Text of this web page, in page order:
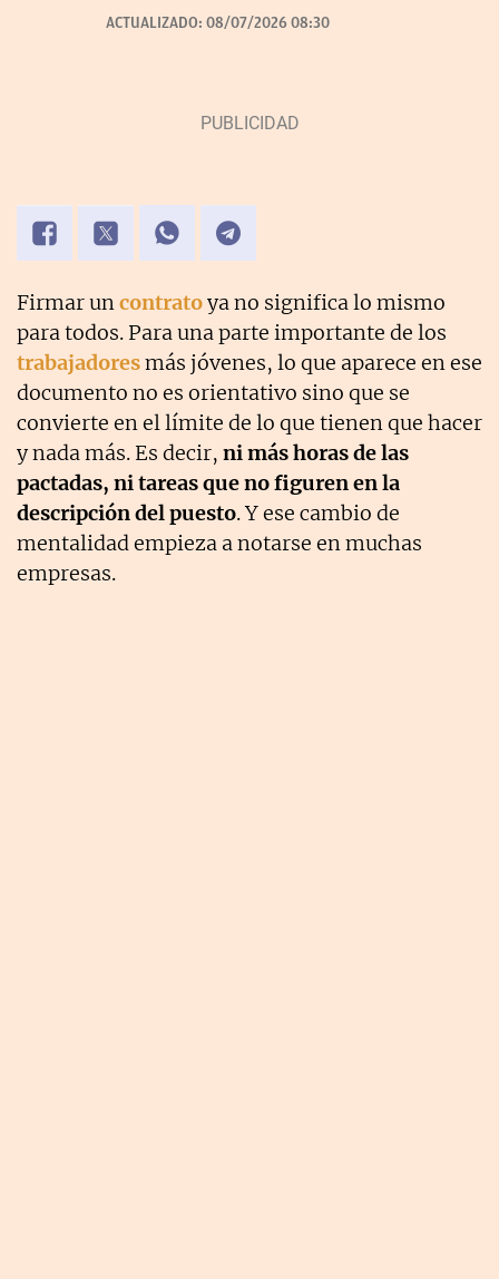
ACTUALIZADO: 08/07/2026 08:30
Firmar uncontratoya no significa lo mismo
para todos. Para una parte importante de los
trabajadoresmás jóvenes, lo que aparece en ese
documento no es orientativo sino que se
convierte en el límite de lo que tienen que hacer
y nada más. Es decir, ni más horas de las
pactadas, ni tareas que no figuren en la
descripción del puesto. Y ese cambio de
mentalidad empieza a notarse en muchas
empresas.